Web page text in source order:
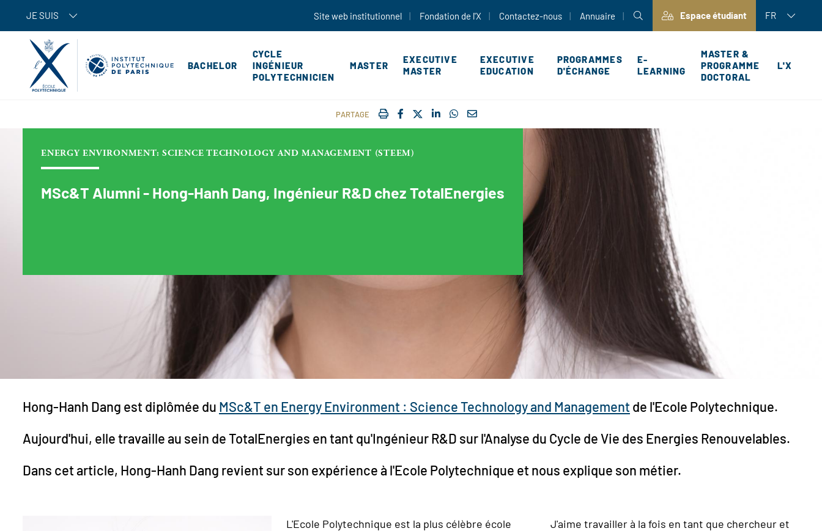
Aller au contenu principal
JE SUIS Site web institutionnel Fondation de l'X Contactez-nous Annuaire Espace étudiant FR
BACHELOR
CYCLE
INGÉNIEUR
POLYTECHNICIEN
MASTER
EXECUTIVE
MASTER
EXECUTIVE
EDUCATION
PROGRAMMES
D'ÉCHANGE
E-
LEARNING
MASTER &
PROGRAMME
DOCTORAL
L'X
PARTAGE IMPRIMERFACEBOOK
TWITTER
SHARE ON LINKEDIN
SHARE ON WHATSAPP
COURRIEL
ENERGY ENVIRONMENT: SCIENCE TECHNOLOGY AND MANAGEMENT (STEEM)
MSc&T Alumni - Hong-Hanh Dang, Ingénieur R&D chez TotalEnergies
Hong-Hanh Dang est diplômée du MSc&T en Energy Environment : Science Technology and Management de l'Ecole Polytechnique.
Aujourd'hui, elle travaille au sein de TotalEnergies en tant qu'Ingénieur R&D sur l'Analyse du Cycle de Vie des Energies Renouvelables.
Dans cet article, Hong-Hanh Dang revient sur son expérience à l'Ecole Polytechnique et nous explique son métier.
L'Ecole Polytechnique est la plus célèbre école
J'aime travailler à la fois en tant que chercheur et